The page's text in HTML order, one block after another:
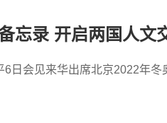
忘录 开启两国人文
日会见来华出席北京2022年冬